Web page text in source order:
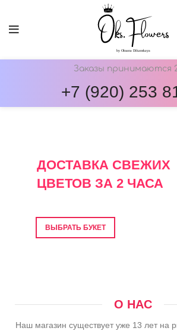
Заказы принимаются
+7 (920) 253
ДОСТАВКА СВЕЖИХ
ЦВЕТОВ ЗА 2 ЧАСА
ВЫБРАТЬ БУКЕТ
О НАС
Наш магазин существует уже 13 лет на